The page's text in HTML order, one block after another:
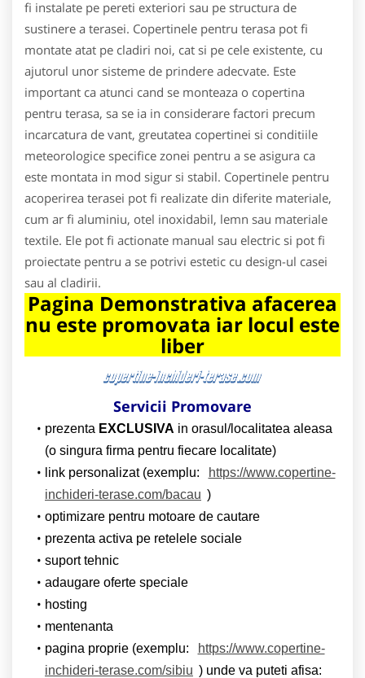
fi instalate pe pereti exteriori sau pe structura de
sustinere a terasei. Copertinele pentru terasa pot fi
montate atat pe cladiri noi, cat si pe cele existente, cu
ajutorul unor sisteme de prindere adecvate. Este
important ca atunci cand se monteaza o copertina
pentru terasa, sa se ia in considerare factori precum
incarcatura de vant, greutatea copertinei si conditiile
meteorologice specifice zonei pentru a se asigura ca
este montata in mod sigur si stabil. Copertinele pentru
acoperirea terasei pot fi realizate din diferite materiale,
cum ar fi aluminiu, otel inoxidabil, lemn sau materiale
textile. Ele pot fi actionate manual sau electric si pot fi
proiectate pentru a se potrivi estetic cu design-ul casei
sau al cladirii.
Pagina Demonstrativa afacerea
nu este promovata iar locul este
liber
Servicii Promovare
prezenta EXCLUSIVA in orasul/localitatea aleasa
(o singura firma pentru fiecare localitate)
link personalizat (exemplu:
https://www.copertine-
inchideri-terase.com/bacau )
optimizare pentru motoare de cautare
prezenta activa pe retelele sociale
suport tehnic
adaugare oferte speciale
hosting
mentenanta
pagina proprie (exemplu:
https://www.copertine-
inchideri-terase.com/sibiu ) unde va puteti afisa: